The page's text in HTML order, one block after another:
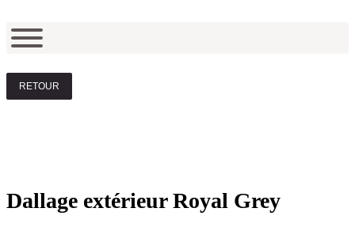
RETOUR
Dallage extérieur Royal Grey